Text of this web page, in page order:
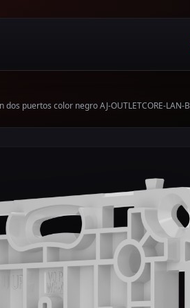
puertos color negro AJ-OUTLETCORE-LAN-B